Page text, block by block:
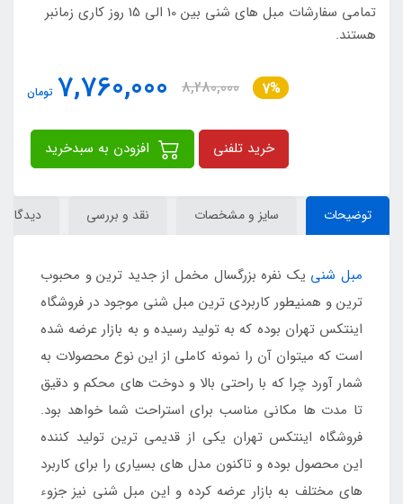
تمامی سفارشات مبل های شنی بین 10 الی 15 روز کاری زمانبر
هستند.
7%
8,280,000
7,760,000 تومان
خرید تلفنی
توضیحات سایز و مشخصات نقد و بررسی
مبل شنی یک نفره بزرگسال مخمل از جدید ترین و محبوب
ترین و همنیطور کاربردی ترین مبل شنی موجود در فروشگاه
اینتکس تهران بوده که به تولید رسیده و به بازار عرضه شده
است که میتوان آن را نمونه کاملی از این نوع محصولات به
شمار آورد چرا که با راحتی بالا و دوخت های محکم و دقیق
تا مدت ها مکانی مناسب برای استراحت شما خواهد بود.
فروشگاه اینتکس تهران یکی از قدیمی ترین تولید کننده
این محصول بوده و تاکنون مدل های بسیاری را برای کاربرد
های مختلف به بازار عرضه کرده و این مبل شنی نیز جزوء